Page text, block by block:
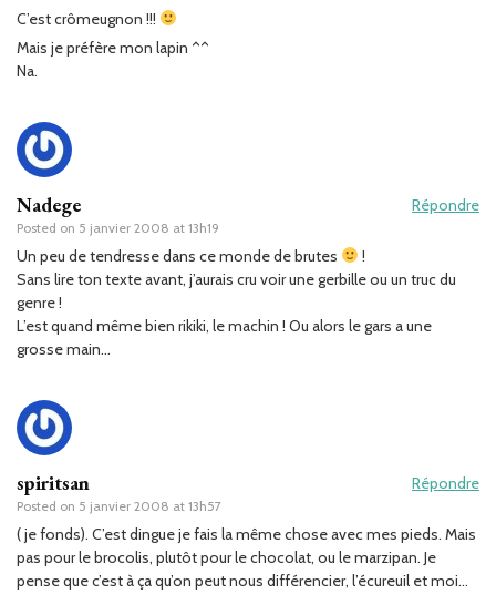
C’est crômeugnon !!!
Mais je préfère mon lapin ^^
Na.
Nadege
Posted on 5 janvier 2008 at 13h19
Répondre
Un peu de tendresse dans ce monde de brutes
!
Sans lire ton texte avant, j’aurais cru voir une gerbille ou un truc du
genre !
L’est quand même bien rikiki, le machin ! Ou alors le gars a une
grosse main…
spiritsan
Posted on 5 janvier 2008 at 13h57
Répondre
( je fonds). C’est dingue je fais la même chose avec mes pieds. Mais
pas pour le brocolis, plutôt pour le chocolat, ou le marzipan. Je
pense que c’est à ça qu’on peut nous différencier, l’écureuil et moi…